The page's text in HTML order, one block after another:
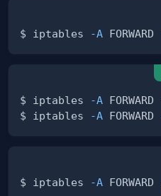
$ iptables -A FORWARD
$ iptables -A FORWARD
$ iptables
-A FORWARD
$ iptables -A FORWARD